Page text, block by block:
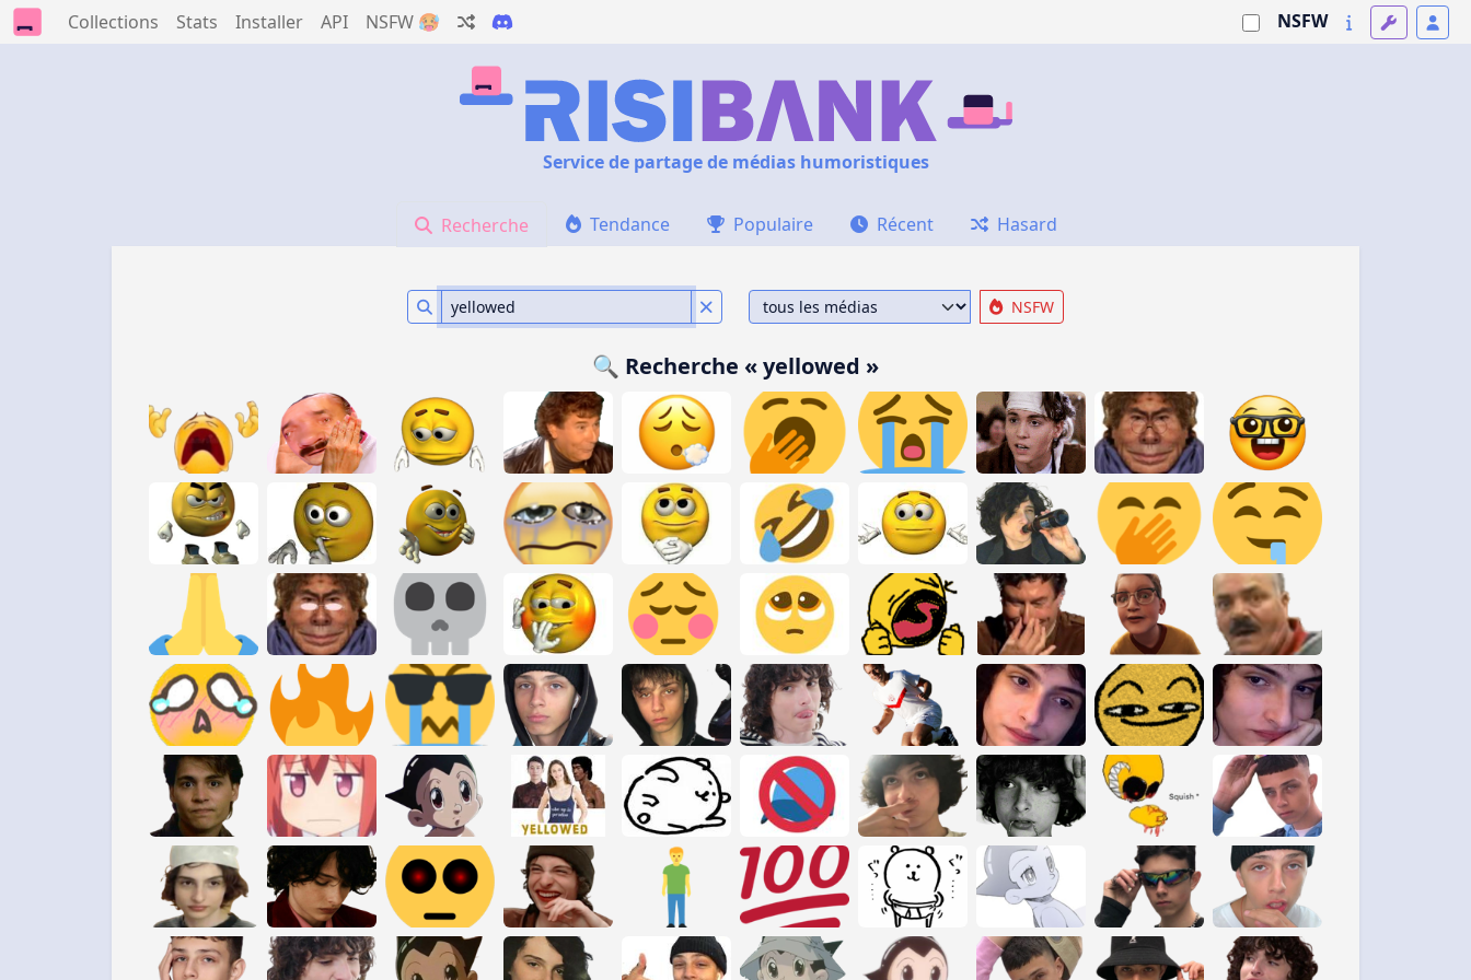
Collections Stats Installer API NSFW 🥵 NSFW
Service de partage de médias humoristiques
Recherche Tendance Populaire Récent Hasard
NSFW
🔍 Recherche « yellowed »